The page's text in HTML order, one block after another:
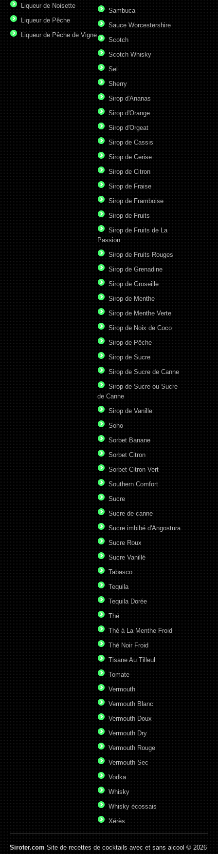
Liqueur de Noisette
Liqueur de Pêche
Liqueur de Pêche de Vigne
Sambuca
Sauce Worcestershire
Scotch
Scotch Whisky
Sel
Sherry
Sirop d'Ananas
Sirop d'Orange
Sirop d'Orgeat
Sirop de Cassis
Sirop de Cerise
Sirop de Citron
Sirop de Fraise
Sirop de Framboise
Sirop de Fruits
Sirop de Fruits de La
Passion
Sirop de Fruits Rouges
Sirop de Grenadine
Sirop de Groseille
Sirop de Menthe
Sirop de Menthe Verte
Sirop de Noix de Coco
Sirop de Pêche
Sirop de Sucre
Sirop de Sucre de Canne
Sirop de Sucre ou Sucre
de Canne
Sirop de Vanille
Soho
Sorbet Banane
Sorbet Citron
Sorbet Citron Vert
Southern Comfort
Sucre
Sucre de canne
Sucre imbibé d'Angostura
Sucre Roux
Sucre Vanillé
Tabasco
Tequila
Tequila Dorée
Thé
Thé à La Menthe Froid
Thé Noir Froid
Tisane Au Tilleul
Tomate
Vermouth
Vermouth Blanc
Vermouth Doux
Vermouth Dry
Vermouth Rouge
Vermouth Sec
Vodka
Whisky
Whisky écossais
Xérès
Siroter.comSite de recettes de cocktails avec et sans alcool © 2026